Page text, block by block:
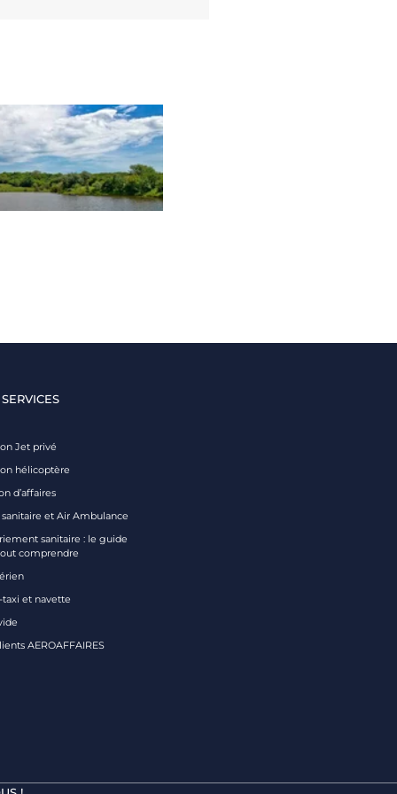
Jet privé
hélicoptère
d’affaires
et Air Ambulance
sanitaire : le guide
comprendre
taxi et navette
AEROAFFAIRES